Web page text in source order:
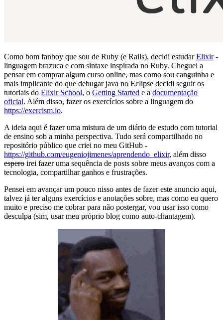
Como bom fanboy que sou de Ruby (e Rails), decidi estudarElixir-
linguagem brazuca e com sintaxe inspirada no Ruby. Cheguei a
pensar em comprar algum curso online, mas como sou canguinha e
mais implicante do que debugar java no Eclipse decidi seguir os
tutoriais do Elixir School, o Getting Started e a documentação
oficial. Além disso, fazer os exercícios sobre a linguagem do
https://exercism.io.
A ideia aqui é fazer uma mistura de um diário de estudo com tutorial
de ensino sob a minha perspectiva. Tudo será compartilhado no
repositório público que criei no meu GitHub -
https://github.com/eugeniojimenes/aprendendo_elixir, além disso
espero irei fazer uma sequência de posts sobre meus avanços com a
tecnologia, compartilhar ganhos e frustrações.
Pensei em avançar um pouco nisso antes de fazer este anuncio aqui,
talvez já ter alguns exercícios e anotações sobre, mas como eu quero
muito e preciso me cobrar para não postergar, vou usar isso como
desculpa (sim, usar meu próprio blog como auto-chantagem).